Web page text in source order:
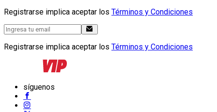
Registrarse implica aceptar los Términos y Condiciones
Registrarse implica aceptar los Términos y Condiciones
síguenos